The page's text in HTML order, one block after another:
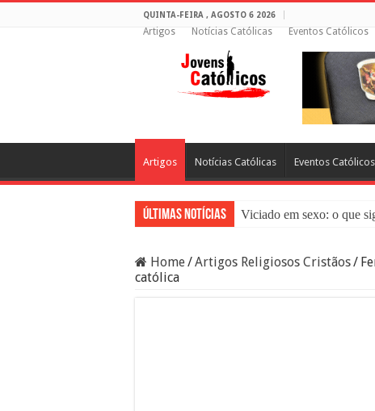
QUINTA-FEIRA , AGOSTO 6 2026
Artigos Notícias Católicas Eventos Católicos
Artigos Notícias Católicas Eventos Católicos
Últimas Notícias
Viciado em sexo: o que
Filme Sagrado Coração
Home/Artigos Religiosos Cristãos/
católica